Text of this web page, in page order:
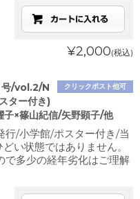
¥2,000(税込)
クリックポスト他可
号/vol.2/N
ター付き)
子×篠山紀信/矢野顕子/他
行/小学館/ポスター付き/当
い状態ではありません。
で多少の経年劣化はご理解